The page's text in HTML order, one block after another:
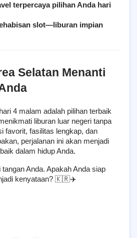
terpercaya pilihan Anda hari
slot—liburan impian
Selatan Menanti
4 malam adalah pilihan terbaik
liburan luar negeri tanpa
favorit, fasilitas lengkap, dan
perjalanan ini akan menjadi
dalam hidup Anda.
Anda. Apakah Anda siap
kenyataan? 🇰🇷✈️